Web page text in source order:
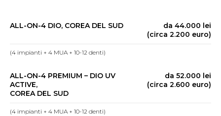
ALL-ON-4 DIO, COREA DEL SUD
da 44.000 lei
(circa 2.200 euro)
(4 impianti + 4 MUA + 10-12 denti)
ALL-ON-4 PREMIUM – DIO UV
ACTIVE,
COREA DEL SUD
da 52.000 lei
(circa 2.600 euro)
(4 impianti + 4 MUA + 10-12 denti)